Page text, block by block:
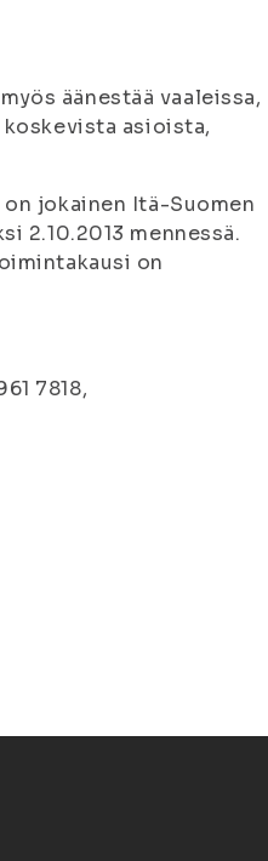
äänestää vaaleissa,
asioista,
jokainen Itä-Suomen
2.10.2013 mennessä.
on
7818,